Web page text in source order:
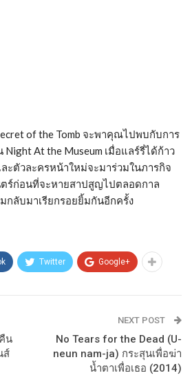
of the Tomb จะพาคุณไปพบกับการ
At the Museum เมื่อแลร์รี่ได้ก้าว
ะตัวละครหน้าใหม่จะมาร่วมในภารกิจ
ร์ก่อนที่จะหายสาปสูญไปตลอดกาล
กลับมาเรียกรอยยิ้มกันอีกครั้ง
Twitter Google+
น
ส์
NEXT POST
No Tears for the Dead (U-
neun nam-ja) กระสุนเพื่อฆ่า
น้ำตาเพื่อเธอ (2014)